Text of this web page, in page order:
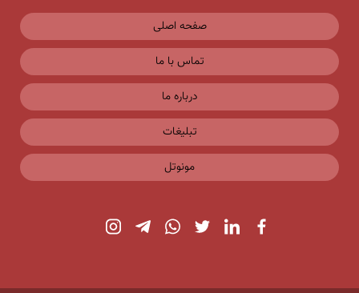
صفحه اصلی
تماس با ما
درباره ما
تبلیغات
مونوتل